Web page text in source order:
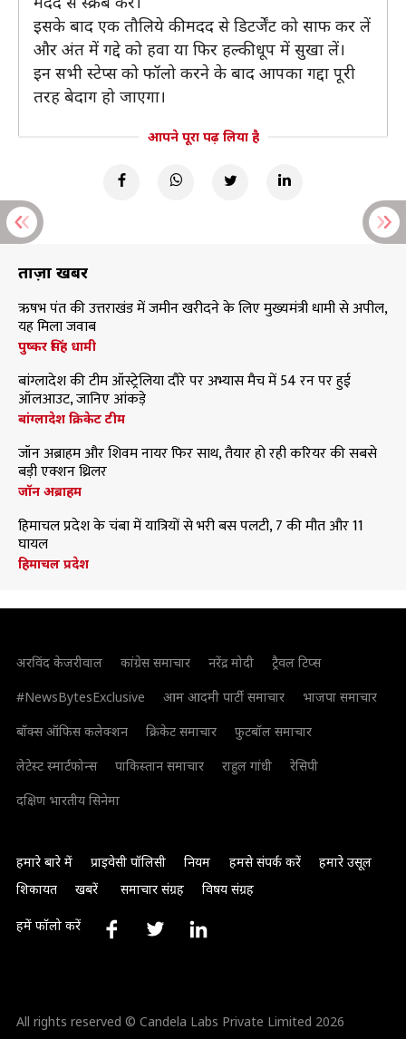
इसके बाद एक तौलिये की मदद से डिटर्जेंट को साफ कर लें
और अंत में गद्दे को हवा या फिर हल्की धूप में सुखा लें।
इन सभी स्टेप्स को फॉलो करने के बाद आपका गद्दा पूरी
तरह बेदाग हो जाएगा।
आपने पूरा पढ़ लिया है
ताज़ा खबरें
ऋषभ पंत की उत्तराखंड में जमीन खरीदने के लिए मुख्यमंत्री धामी से अपील,
यह मिला जवाब
पुष्कर सिंह धामी
बांग्लादेश की टीम ऑस्ट्रेलिया दौरे पर अभ्यास मैच में 54 रन पर हुई
ऑलआउट, जानिए आंकड़े
बांग्लादेश क्रिकेट टीम
जॉन अब्राहम और शिवम नायर फिर साथ, तैयार हो रही करियर की सबसे
बड़ी एक्शन थ्रिलर
जॉन अब्राहम
हिमाचल प्रदेश के चंबा में यात्रियों से भरी बस पलटी, 7 की मौत और 11
घायल
हिमाचल प्रदेश
अरविंद केजरीवाल कांग्रेस समाचार नरेंद्र मोदी
ट्रैवल टिप्स
#NewsBytesExclusive
आम आदमी पार्टी समाचार
भाजपा समाचार
बॉक्स ऑफिस कलेक्शन
क्रिकेट समाचार
फुटबॉल समाचार
लेटेस्ट स्मार्टफोन्स
पाकिस्तान समाचार राहुल गांधी
रेसिपी
दक्षिण भारतीय सिनेमा
हमारे बारे में प्राइवेसी पॉलिसी नियम हमसे संपर्क करें
हमारे उसूल
शिकायत
खबरें समाचार संग्रह विषय संग्रह
हमें फॉलो करें
All rights reserved © Candela Labs Private Limited 2026